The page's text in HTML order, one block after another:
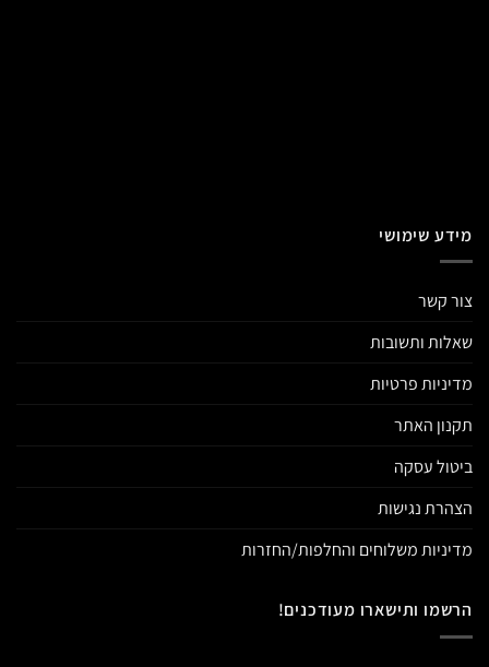
מידע שימושי
צור קשר
שאלות ותשובות
מדיניות פרטיות
תקנון האתר
ביטול עסקה
הצהרת נגישות
מדיניות משלוחים והחלפות/החזרות
הרשמו ותישארו מעודכנים!